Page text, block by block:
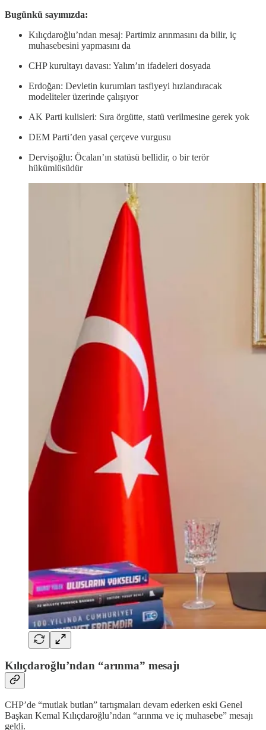
Bugünkü sayımızda:
Kılıçdaroğlu’ndan mesaj: Partimiz arınmasını da bilir, iç
muhasebesini yapmasını da
CHP kurultayı davası: Yalım’ın ifadeleri dosyada
Erdoğan: Devletin kurumları tasfiyeyi hızlandıracak
modeliteler üzerinde çalışıyor
AK Parti kulisleri: Sıra örgütte, statü verilmesine gerek yok
DEM Parti’den yasal çerçeve vurgusu
Dervişoğlu: Öcalan’ın statüsü bellidir, o bir terör
hükümlüsüdür
Kılıçdaroğlu’ndan “arınma” mesajı
CHP’de “mutlak butlan” tartışmaları devam ederken eski Genel
Başkan Kemal Kılıçdaroğlu’ndan “arınma ve iç muhasebe” mesajı
geldi.